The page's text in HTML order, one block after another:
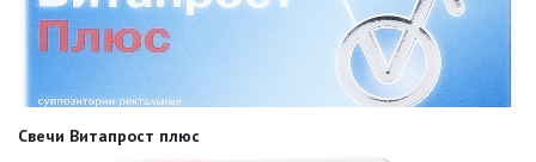
Свечи Витапрост плюс